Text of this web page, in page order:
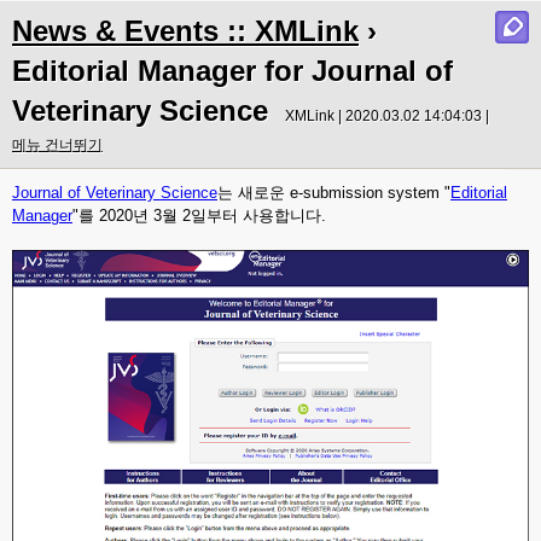
News & Events :: XMLink ›
Editorial Manager for Journal of
Veterinary Science
XMLink | 2020.03.02 14:04:03 |
메뉴 건너뛰기
Journal of Veterinary Science는 새로운 e-submission system " Editorial
Manager"를 2020년 3월 2일부터 사용합니다.